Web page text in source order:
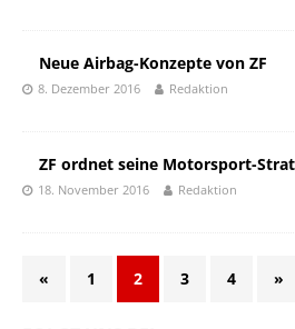
Neue Airbag-Konzepte von ZF
8. Dezember 2016 Redaktion
ZF ordnet seine Motorsport-
18. November 2016 Redaktion
« 1 2 3 4 »